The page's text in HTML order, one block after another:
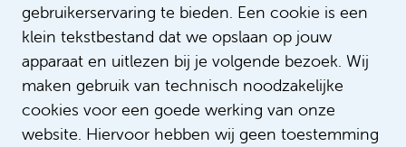
gebruikerservaring te bieden. Een cookie is een
klein tekstbestand dat we opslaan op jouw
apparaat en uitlezen bij je volgende bezoek. Wij
maken gebruik van technisch noodzakelijke
cookies voor een goede werking van onze
website. Hiervoor hebben wij geen toestemming
Recruitmentadviseur